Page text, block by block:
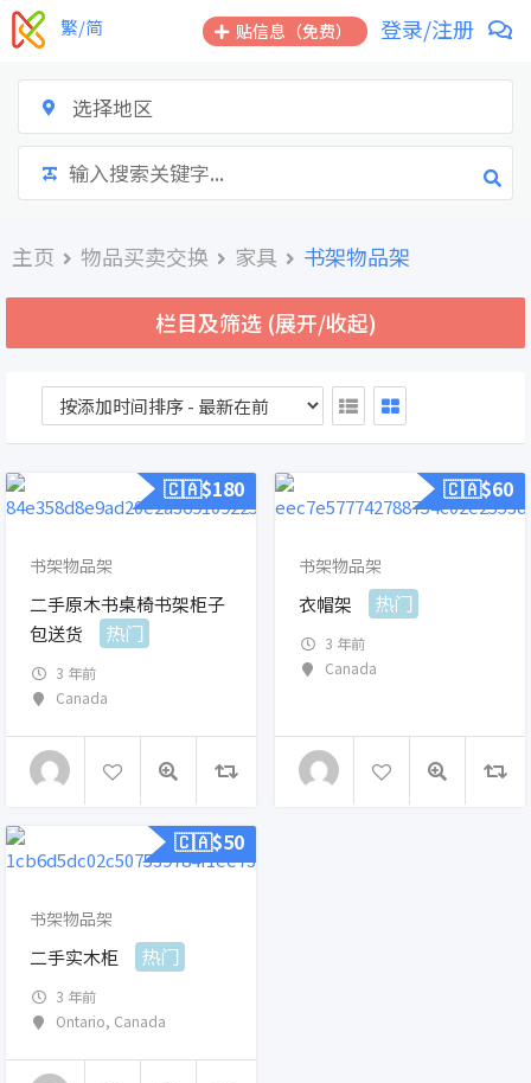
跳
到
贴信息（免费） 登录/注册
繁/简
选择地区
主页 物品买卖交换 家具 书架物品架
栏目及筛选 (展开/收起)
🇨🇦$180
书架物品架
二手原木书桌椅书架柜子
包送货
热门
3 年前
Canada
🇨🇦$60
书架物品架
衣帽架 热门
3 年前
Canada
🇨🇦$50
书架物品架
二手实木柜 热门
3 年前
Ontario, Canada